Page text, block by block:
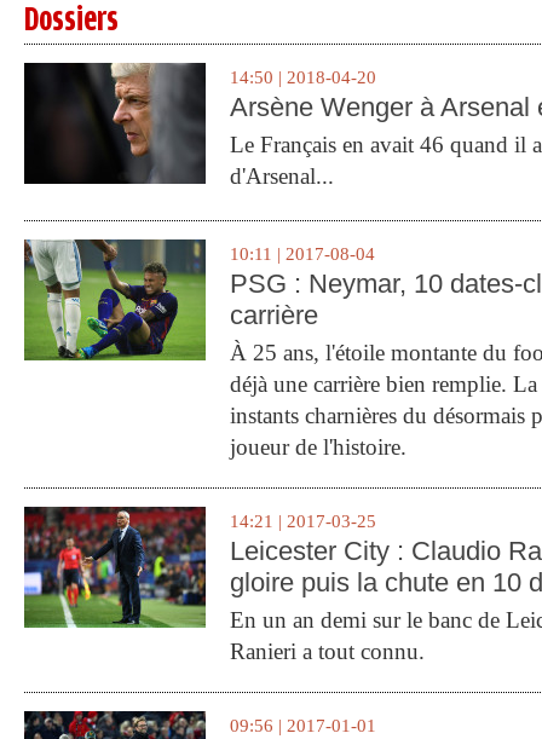
Dossiers
14:50 | 2018-04-20
Arsène Wenger à Arsenal
Le Français en avait 46 quand il
d'Arsenal...
10:11 | 2017-08-04
PSG : Neymar, 10 dates-
carrière
À 25 ans, l'étoile montante du
déjà une carrière bien remplie.
instants charnières du désormais
joueur de l'histoire.
14:21 | 2017-03-25
Leicester City : Claudio
gloire puis la chute en 10
En un an demi sur le banc de
Ranieri a tout connu.
09:56 | 2017-01-01